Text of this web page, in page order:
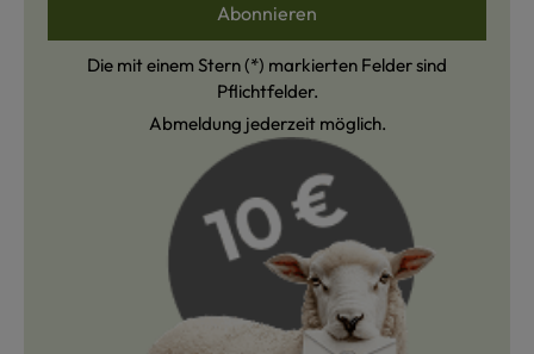
Abonnieren
Die mit einem Stern (*) markierten Felder sind
Pflichtfelder.
Abmeldung jederzeit möglich.